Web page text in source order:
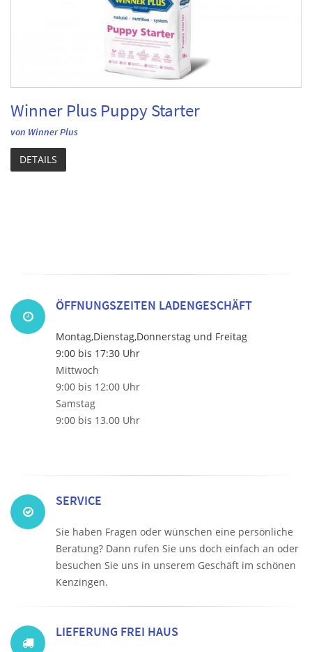
Winner Plus Puppy Starter
von Winner Plus
DETAILS
ÖFFNUNGSZEITEN LADENGESCHÄFT
Montag,Dienstag,Donnerstag und Freitag
9:00 bis 17:30 Uhr
Mittwoch
9:00 bis 12:00 Uhr
Samstag
9:00 bis 13.00 Uhr
SERVICE
Sie haben Fragen oder wünschen eine persönliche
Beratung? Dann rufen Sie uns doch einfach an oder
besuchen Sie uns in unserem Geschäft im schönen
Kenzingen.
LIEFERUNG FREI HAUS